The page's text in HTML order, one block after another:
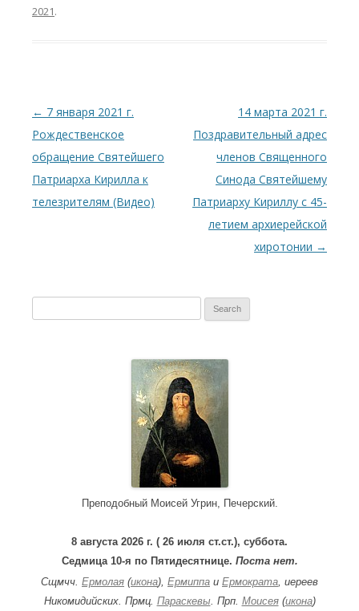
2021.
Post
navigation
← 7 января 2021 г.
Рождественское
обращение Святейшего
Патриарха Кирилла к
телезрителям (Видео)
14 марта 2021 г.
Поздравительный адрес
членов Священного
Синода Святейшему
Патриарху Кириллу с 45-
летием архиерейской
хиротонии →
Преподобный Моисей Угрин, Печерский.
8 августа 2026 г. ( 26 июля ст.ст.), суббота.
Седмица 10-я по Пятидесятнице. Поста нет.
Сщмчч. Ермолая (икона), Ермиппа и Ермократа , иереев
Никомидийских. Прмц. Параскевы. Прп. Моисея(икона)